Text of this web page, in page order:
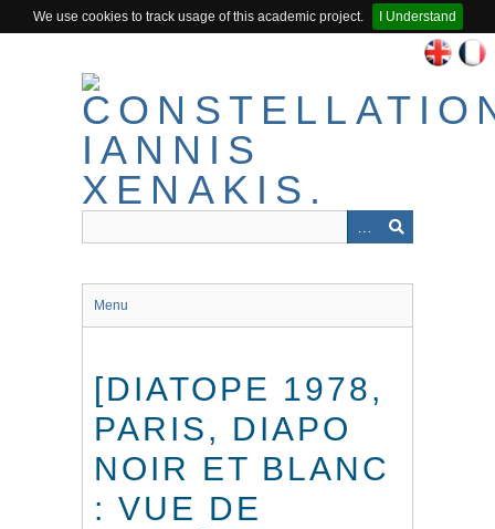
We use cookies to track usage of this academic project.
I Understand
Menu
[DIATOPE 1978,
PARIS, DIAPO
NOIR ET BLANC
: VUE DE